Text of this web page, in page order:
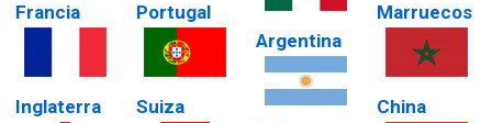
Francia
Inglaterra
Portugal
Suiza
Argentina
Marruecos
China